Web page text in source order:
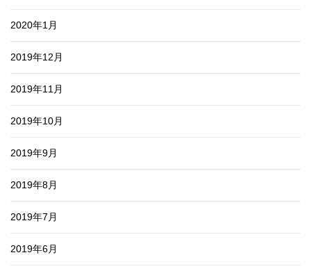
2020年1月
2019年12月
2019年11月
2019年10月
2019年9月
2019年8月
2019年7月
2019年6月